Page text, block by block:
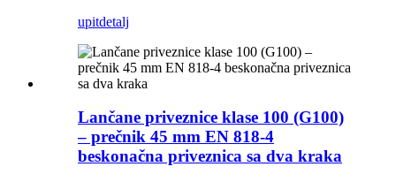
upitdetalj
Lančane priveznice klase 100 (G100)
– prečnik 45 mm EN 818-4
beskonačna priveznica sa dva kraka